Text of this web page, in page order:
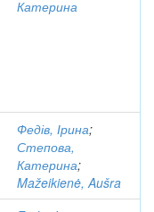
Катерина
Федів, Ірина;
Степова,
Катерина;
Mažeikienė, Aušra